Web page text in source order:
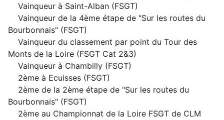
Vainqueur à Saint-Alban (FSGT)
Vainqueur de la 4ème étape de "Sur les routes du
Bourbonnais" (FSGT)
Vainqueur du classement par point du Tour des
Monts de la Loire (FSGT Cat 2&3)
Vainqueur à Chambilly (FSGT)
2ème à Ecuisses (FSGT)
2ème de la 2ème étape de "Sur les routes du
Bourbonnais" (FSGT)
2ème au Championnat de la Loire FSGT de CLM